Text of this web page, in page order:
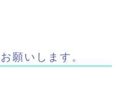
願いします。